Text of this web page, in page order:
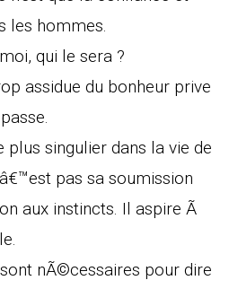
les hommes.
qui le sera ?
assidue du bonheur prive
plus singulier dans la vie de
pas sa soumission
aux instincts. Il aspire Ã
nÃ©cessaires pour dire